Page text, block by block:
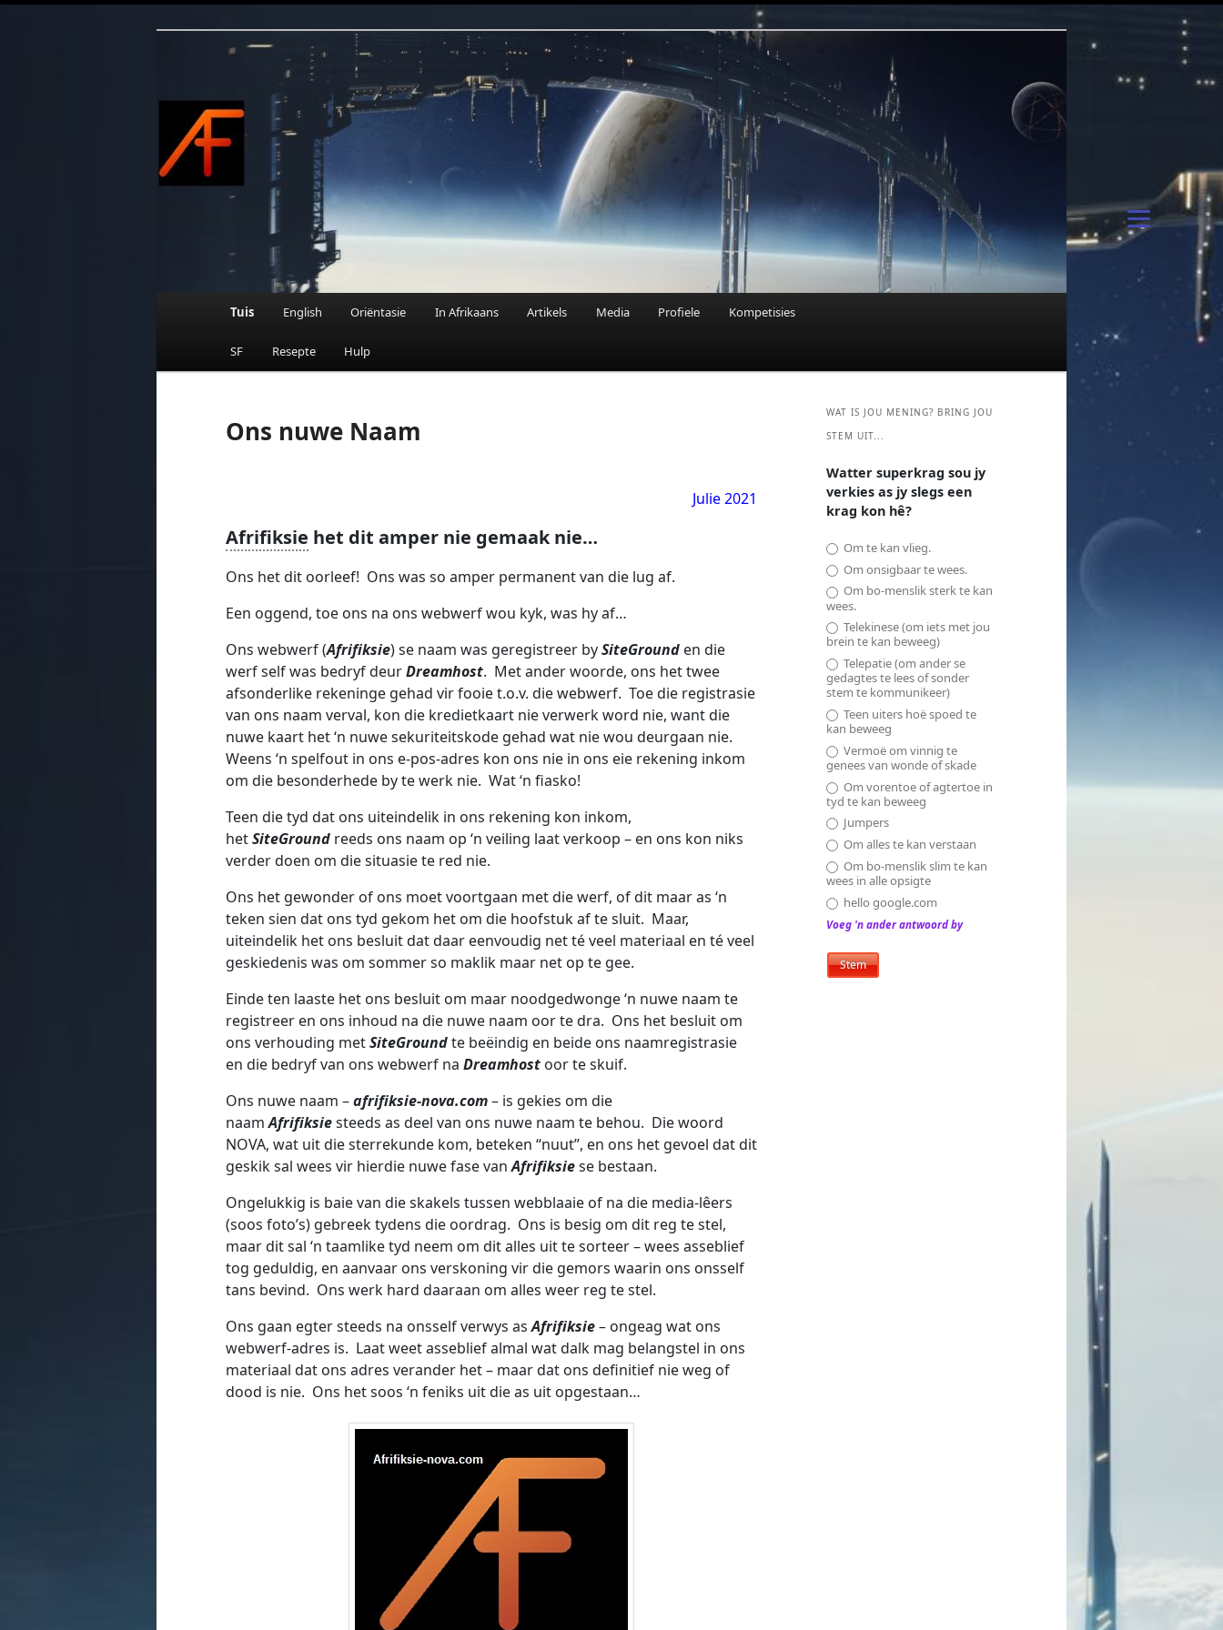
AFRIFIKSIE
Afrikaanse Wetenskapfiksie en Fantasie
Tuis English Oriëntasie In Afrikaans Artikels Media Profiele Kompetisies
SF Resepte Hulp
Ons nuwe Naam
Julie 2021
Afrifiksie het dit amper nie gemaak nie…
Ons het dit oorleef! Ons was so amper permanent van die lug af.
Een oggend, toe ons na ons webwerf wou kyk, was hy af…
Ons webwerf (Afrifiksie) se naam was geregistreer bySiteGround en die
werf self was bedryf deurDreamhost. Met ander woorde, ons het twee
afsonderlike rekeninge gehad vir fooie t.o.v. die webwerf. Toe die registrasie
van ons naam verval, kon die kredietkaart nie verwerk word nie, want die
nuwe kaart het ‘n nuwe sekuriteitskode gehad wat nie wou deurgaan nie.
Weens ‘n spelfout in ons e-pos-adres kon ons nie in ons eie rekening inkom
om die besonderhede by te werk nie. Wat ‘n fiasko!
Teen die tyd dat ons uiteindelik in ons rekening kon inkom,
hetSiteGround reeds ons naam op ‘n veiling laat verkoop – en ons kon niks
verder doen om die situasie te red nie.
Ons het gewonder of ons moet voortgaan met die werf, of dit maar as ‘n
teken sien dat ons tyd gekom het om die hoofstuk af te sluit. Maar,
uiteindelik het ons besluit dat daar eenvoudig net té veel materiaal en té veel
geskiedenis was om sommer so maklik maar net op te gee.
Einde ten laaste het ons besluit om maar noodgedwonge ‘n nuwe naam te
registreer en ons inhoud na die nuwe naam oor te dra. Ons het besluit om
ons verhouding metSiteGroundte beëindig en beide ons naamregistrasie
en die bedryf van ons webwerf na Dreamhost oor te skuif.
Ons nuwe naam –afrifiksie-nova.com– is gekies om die
naamAfrifiksiesteeds as deel van ons nuwe naam te behou. Die woord
NOVA, wat uit die sterrekunde kom, beteken “nuut”, en ons het gevoel dat dit
geskik sal wees vir hierdie nuwe fase vanAfrifiksiese bestaan.
Ongelukkig is baie van die skakels tussen webblaaie of na die media-lêers
(soos foto’s) gebreek tydens die oordrag. Ons is besig om dit reg te stel,
maar dit sal ‘n taamlike tyd neem om dit alles uit te sorteer – wees asseblief
tog geduldig, en aanvaar ons verskoning vir die gemors waarin ons onsself
tans bevind. Ons werk hard daaraan om alles weer reg te stel.
Ons gaan egter steeds na onsself verwys asAfrifiksie– ongeag wat ons
webwerf-adres is. Laat weet asseblief almal wat dalk mag belangstel in ons
materiaal dat ons adres verander het – maar dat ons definitief nie weg of
dood is nie. Ons het soos ‘n feniks uit die as uit opgestaan…
WAT IS JOU MENING? BRING JOU
STEM UIT...
Watter superkrag sou jy
verkies as jy slegs een
krag kon hê?
Om te kan vlieg.
Om onsigbaar te wees.
Om bo-menslik sterk te kan
wees.
Telekinese (om iets met jou
brein te kan beweeg)
Telepatie (om ander se
gedagtes te lees of sonder
stem te kommunikeer)
Teen uiters hoë spoed te
kan beweeg
Vermoë om vinnig te
genees van wonde of skade
Om vorentoe of agtertoe in
tyd te kan beweeg
Jumpers
Om alles te kan verstaan
Om bo-menslik slim te kan
wees in alle opsigte
hello google.com
Voeg 'n ander antwoord by